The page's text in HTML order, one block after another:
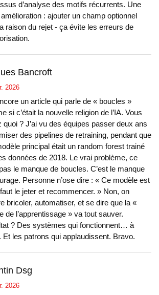
d’analyse des motifs récurrents. Une
: ajouter un champ optionnel
raison du rejet - ça évite les erreurs de
Bancroft
2026
un article qui parle de « boucles »
si c’était la nouvelle religion de l’IA. Vous
quoi ? J’ai vu des équipes passer deux ans
des pipelines de retraining, pendant que
principal était un random forest trainé
données de 2018. Le vrai problème, ce
le manque de boucles. C’est le manque
Personne n’ose dire : « Ce modèle est
le jeter et recommencer. » Non, on
bricoler, automatiser, et se dire que la «
de l’apprentissage » va tout sauver.
? Des systèmes qui fonctionnent… à
Et les patrons qui applaudissent. Bravo.
Dsg
2026